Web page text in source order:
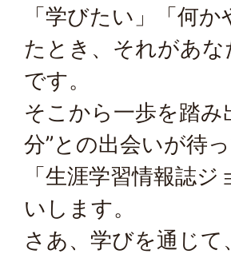
「学びたい」「何
たとき、それがあ
です。
そこから一歩を踏み
分”との出会いが待っ
「生涯学習情報誌
いします。
さあ、学びを通じ